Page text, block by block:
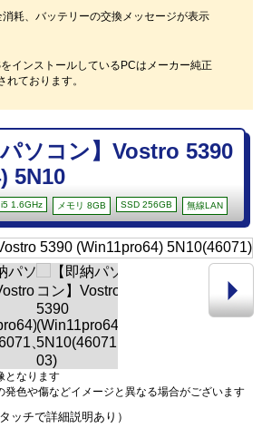
耗、バッテリーの交換メッセージが表示
インストールしているPCはメーカー純正
ております。
ソコン】Vostro 5390
5N10
1.6GHz メモリ 8GB SSD 256GB 無線LAN
となります
色や傷などイメージと異なる場合がございます
ッチで詳細説明あり）